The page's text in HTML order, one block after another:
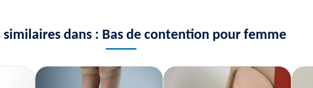
similaires dans : Bas de contention pour femme